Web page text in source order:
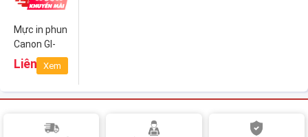
Mực in phun
Canon GI-
790 BK
(Black)
Liên hệ
Xem